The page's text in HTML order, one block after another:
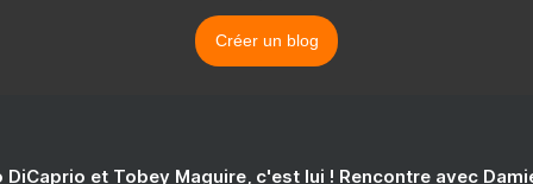
Créer un blog
DiCaprio et Tobey Maguire, c'est lui ! Rencontre avec